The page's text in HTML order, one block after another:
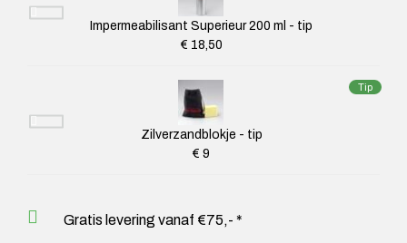
Impermeabilisant Superieur 200 ml - tip
€ 18,50
Tip
Zilverzandblokje - tip
€ 9
Gratis levering vanaf €75,- *